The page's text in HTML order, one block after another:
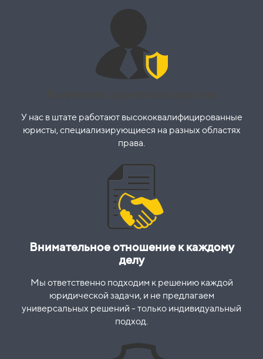
У нас в штате работают высококвалифицированные
юристы, специализирующиеся на разных областях
права.
Внимательное отношение к каждому
делу
Мы ответственно подходим к решению каждой
юридической задачи, и не предлагаем
универсальных решений - только индивидуальный
подход.